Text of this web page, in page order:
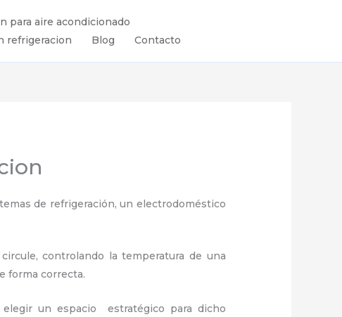
para aire acondicionado
refrigeracion Blog Contacto
de refrigeración, un electrodoméstico
controlando la temperatura de una
forma correcta.
elegir un espacio estratégico para dicho